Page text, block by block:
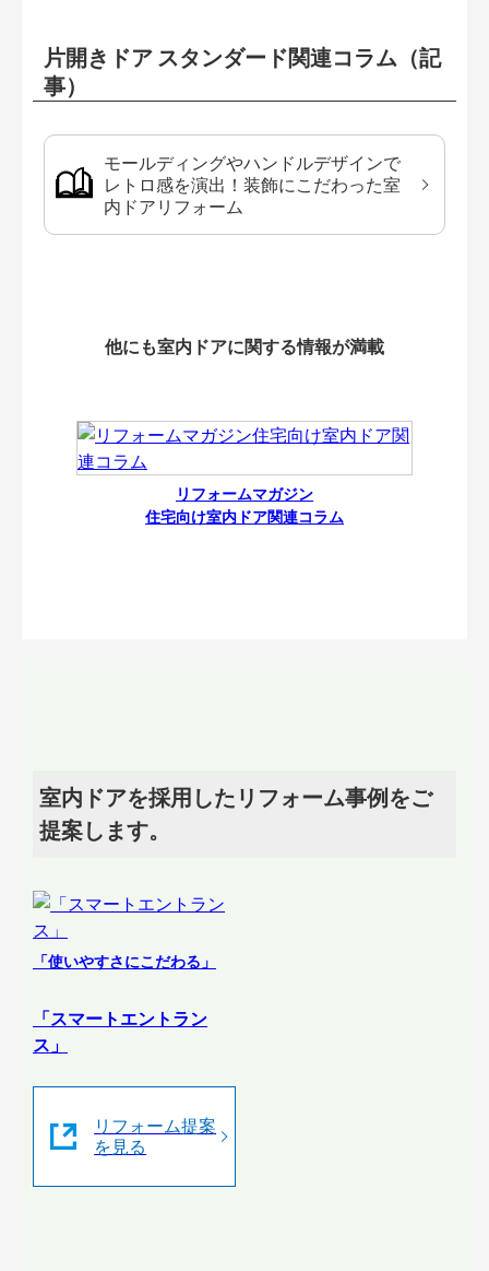
片開きドア スタンダード関連コラム（記
事）
モールディングやハンドルデザインで
レトロ感を演出！装飾にこだわった室
内ドアリフォーム
他にも室内ドアに関する情報が満載
リフォームマガジン
住宅向け室内ドア関連コラム
室内ドアを採用したリフォーム事例をご
提案します。
「使いやすさにこだわる」
「スマートエントラン
ス」
リフォーム提案
を見る